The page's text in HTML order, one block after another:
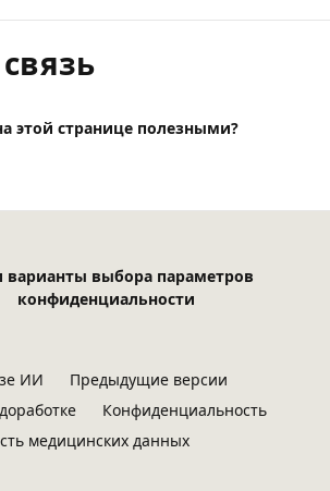
этой странице полезными?
варианты выбора параметров
конфиденциальности
ИИ
Предыдущие версии
Конфиденциальность
медицинских данных